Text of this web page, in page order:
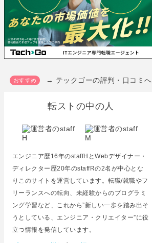
→ テックゴーの評判・口コミへ
転ストの中の人
エンジニア歴16年のstaffHとWebデザイナー・
ディレクター歴20年のstaffRの2名が中心とな
りこのサイトを運営しています。転職/就職やフ
リーランスへの転向、未経験からのプログラミ
ング学習など、これから”新しい一歩を踏み出そ
うとしている、エンジニア・クリエイター”に役
立つ情報を発信しています。